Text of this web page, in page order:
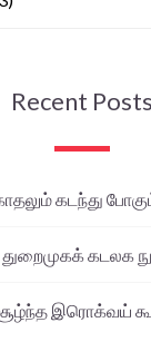
Recent Posts
கடந்து
துறைமுகக் கடலக
இரொக்வய்